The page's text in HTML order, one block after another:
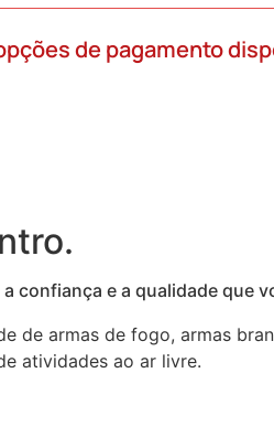
de pagamento
confiança e a qualidade que
de armas de fogo, armas
atividades ao ar livre.